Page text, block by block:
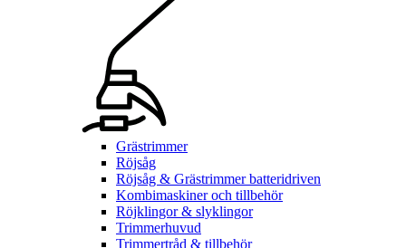
Grästrimmer
Röjsåg
Röjsåg & Grästrimmer batteridriven
Kombimaskiner och tillbehör
Röjklingor & slyklingor
Trimmerhuvud
Trimmertråd & tillbehör